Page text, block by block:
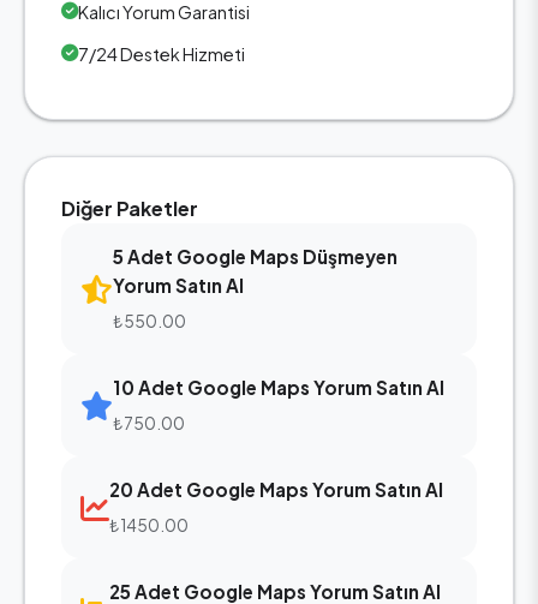
Kalıcı Yorum Garantisi
7/24 Destek Hizmeti
Diğer Paketler
5 Adet Google Maps Düşmeyen
Yorum Satın Al
₺550.00
10 Adet Google Maps Yorum Satın Al
₺750.00
20 Adet Google Maps Yorum Satın Al
₺1450.00
25 Adet Google Maps Yorum Satın Al